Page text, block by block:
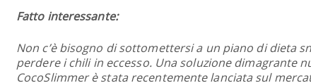
Fatto interessante:
Non c’è bisogno di sottomettersi a un piano di dieta
perdere i chili in eccesso. Una soluzione dimagrante
CocoSlimmer è stata recentemente lanciata sul